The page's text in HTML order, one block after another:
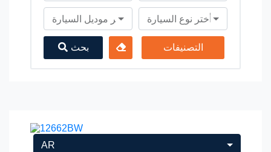
أختر موديل السيارة أختر نوع السيارة
بحث التصنيفات
AR